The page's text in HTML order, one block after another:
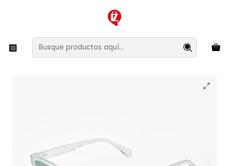
XMAS SALE ¡Compra antes de que la oferta termine!
Lentes y Accesorios Lentes de Sol
Lentes de Sol Hawkers One Ls LIFTR04